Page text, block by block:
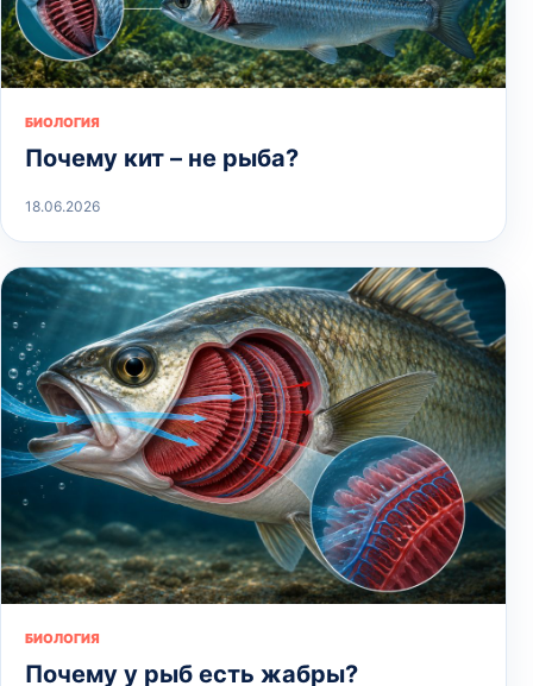
БИОЛОГИЯ
Почему кит – не рыба?
18.06.2026
БИОЛОГИЯ
Почему у рыб есть жабры?